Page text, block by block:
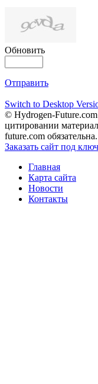
Обновить
Отправить
Switch to Desktop
© Hydrogen-
цитировании
future.com обязательна.
Заказать сайт под ключ
Главная
Карта сайта
Новости
Контакты